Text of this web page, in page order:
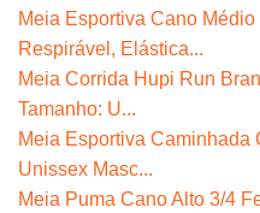
Meia Esportiva Cano
Respirável, Elástica...
Meia Corrida Hupi Run
Tamanho: U...
Meia Esportiva Caminhada
Unissex Masc...
Meia Puma Cano Alto 3/4